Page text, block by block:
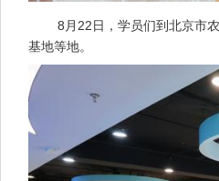
8月22日，学员们到北京市农
基地等地。